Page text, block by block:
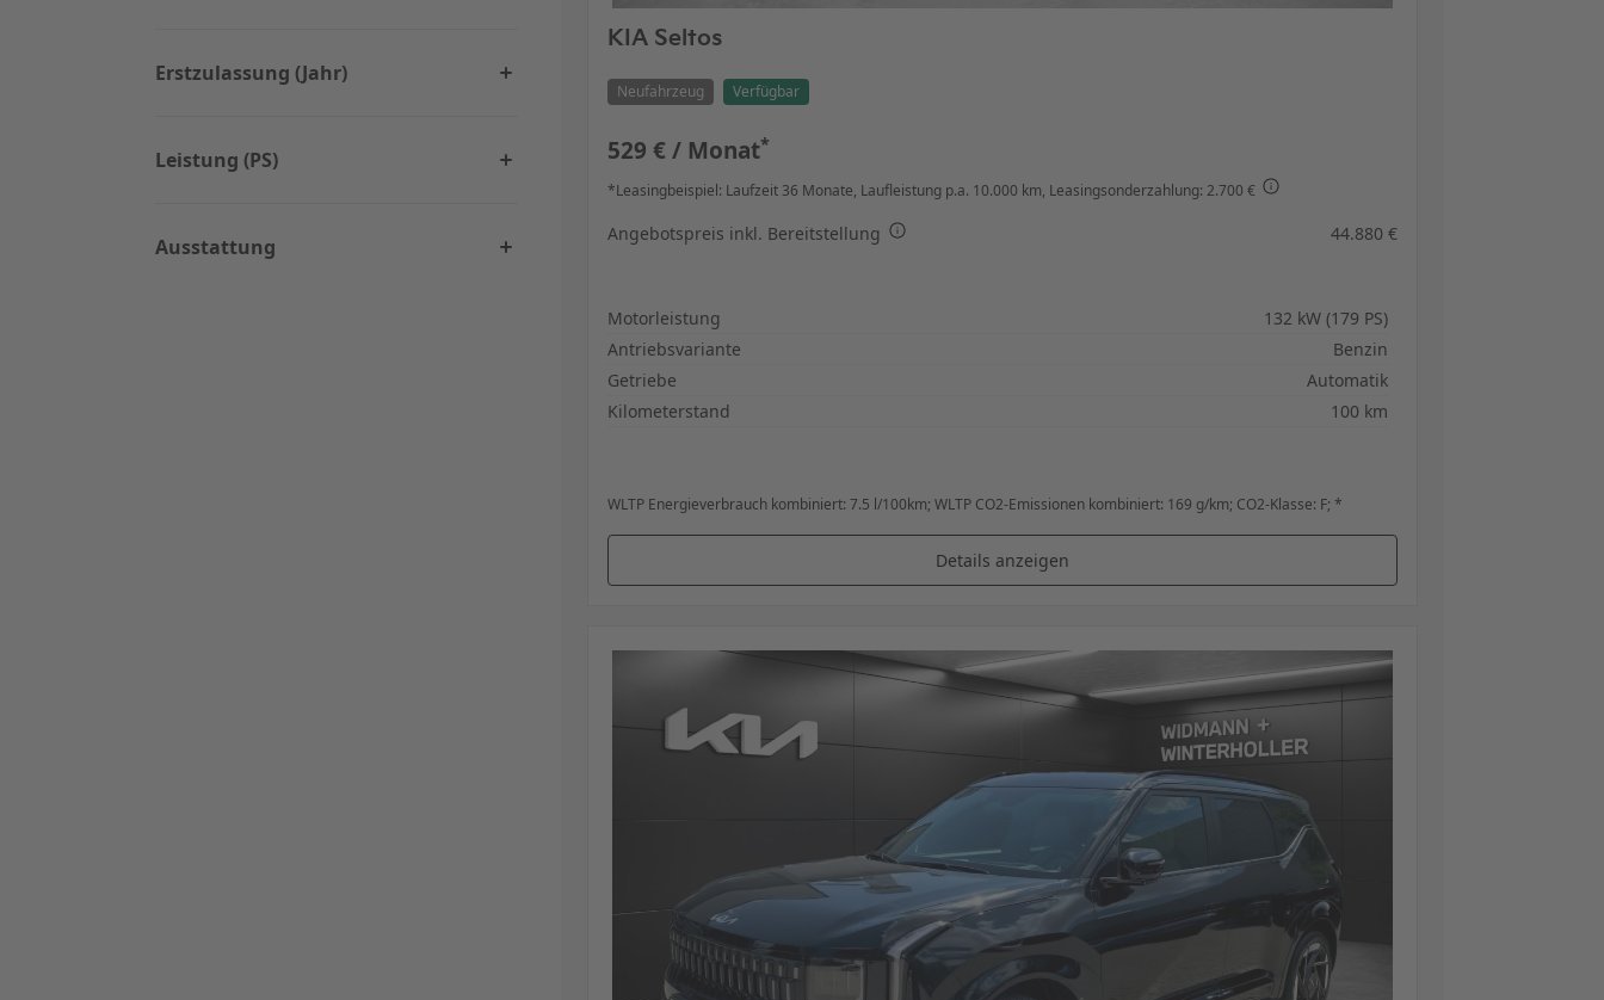
Erstzulassung (Jahr)
Leistung (PS)
Ausstattung
KIA Seltos
Neufahrzeug Verfügbar
529 € / Monat*
*Leasingbeispiel: Laufzeit 36 Monate, Laufleistung p.a. 10.000 km, Leasingsonderzahlung: 2.700 €
Angebotspreis inkl. Bereitstellung 44.880 €
SpezifikationWert
Motorleistung
132 kW (179 PS)
Antriebsvariante
Benzin
Getriebe
Automatik
Kilometerstand
100 km
WLTP Energieverbrauch kombiniert: 7.5 l/100km; WLTP CO2-Emissionen kombiniert: 169 g/km; CO2-Klasse: F; *
Details anzeigen